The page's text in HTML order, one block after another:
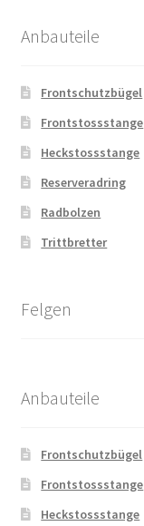
Anbauteile
Frontschutzbügel
Frontstossstange
Heckstossstange
Reserveradring
Radbolzen
Trittbretter
Felgen
Anbauteile
Frontschutzbügel
Frontstossstange
Heckstossstange